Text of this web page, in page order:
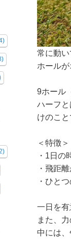
常に動
ホールが
9ホール
ハーフ
けのこと
＜特徴＞
・1日の
・飛距
・ひと
一日を
また、
中には